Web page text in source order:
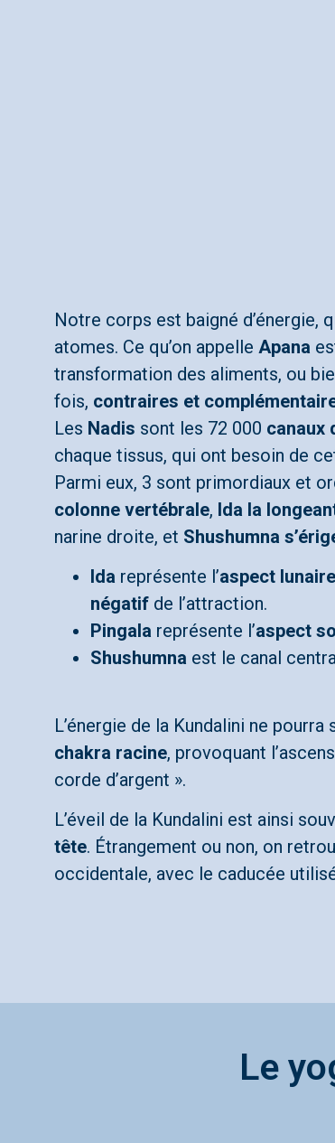
Notre corps est baigné d’énergie,
atomes. Ce qu’on appelle Apana
transformation des aliments, ou
fois, contraires et
Les Nadis sont les 72 000 canaux
chaque tissus, qui ont besoin de
Parmi eux, 3 sont primordiaux et
colonne vertébrale, Ida la
narine droite, et Shushumna
Ida représente l’aspect lunaire
négatif de l’attraction.
Pingala représente l’aspect
Shushumna est le canal
L’énergie de la Kundalini ne
chakra racine, provoquant
corde d’argent ».
L’éveil de la Kundalini est ainsi
tête. Étrangement ou non, on
occidentale, avec le caducée
Le